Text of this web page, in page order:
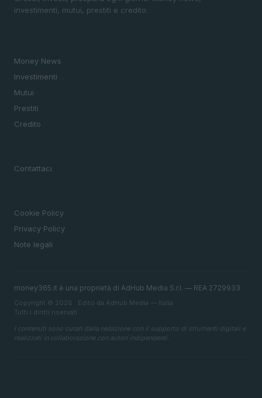
investimenti, mutui, prestiti e credito.
Money News
Investimenti
Mutui
Prestiti
Credito
Contattaci
Cookie Policy
Privacy Policy
Note legali
money365.it è una proprietà di AdHub Media S.r.l. — REA 2729933
Copyright © 2026 · Edito da AdHub Media — Italia
Tutti i diritti riservati
I contenuti sono curati dalla redazione con il supporto di strumenti digitali e
realizzati in collaborazione con autori indipendenti.